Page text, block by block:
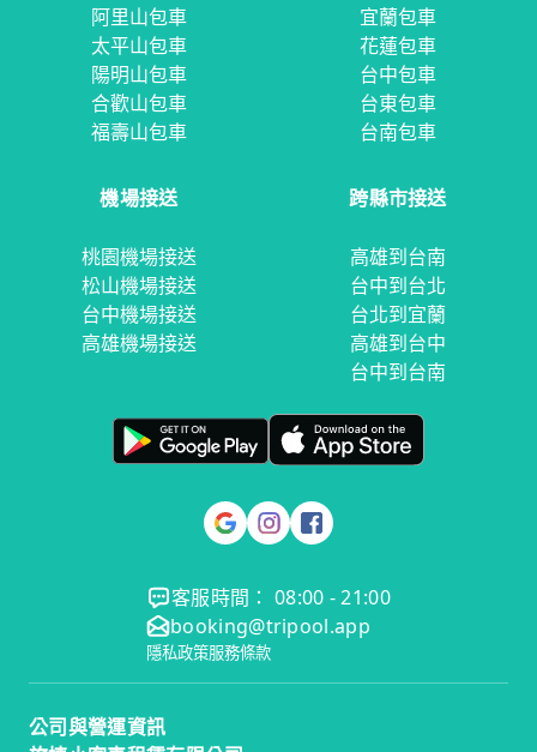
阿里山包車
太平山包車
陽明山包車
合歡山包車
福壽山包車
宜蘭包車
花蓮包車
台中包車
台東包車
台南包車
機場接送
桃園機場接送
松山機場接送
台中機場接送
高雄機場接送
跨縣市接送
高雄到台南
台中到台北
台北到宜蘭
高雄到台中
台中到台南
客服時間： 08:00 - 21:00
booking@tripool.app
隱私政策服務條款
公司與營運資訊